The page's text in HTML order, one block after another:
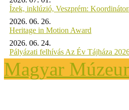
Ízek, inklúzió, Veszprém:
2026. 06. 26.
Heritage in Motion Award
2026. 06. 24.
Pályázati felhívás Az Év Tájháza
Magyar